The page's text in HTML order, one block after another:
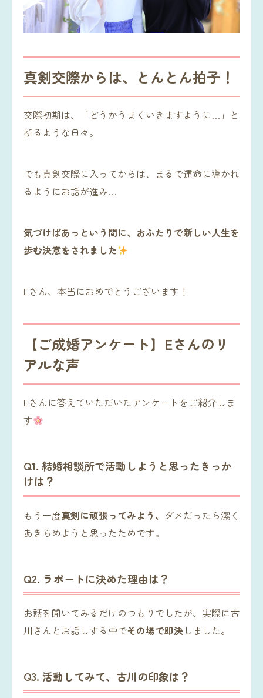
真剣交際からは、とんとん拍子！
交際初期は、「どうかうまくいきますように…」と
祈るような日々。
でも真剣交際に入ってからは、まるで運命に導かれ
るようにお話が進み…
気づけばあっという間に、おふたりで新しい人生を
歩む決意をされました
Eさん、本当におめでとうございます！
【ご成婚アンケート】Eさんのリ
アルな声
Eさんに答えていただいたアンケートをご紹介しま
す
Q1. 結婚相談所で活動しようと思ったきっか
けは？
もう一度真剣に頑張ってみよう、 ダメだったら潔く
あきらめようと思ったためです。
Q2. ラポートに決めた理由は？
お話を聞いてみるだけのつもりでしたが、実際に古
川さんとお話しする中でその場で即決 しました。
Q3. 活動してみて、古川の印象は？